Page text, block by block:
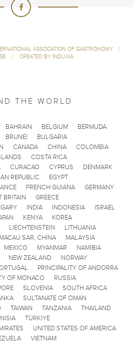
ASSOCIATION OF GASTRONOMY
|
| CREATED BY INDUXIA
THE WORLD
BAHRAIN BELGIUM
BERMUDA
BRUNEI
BULGARIA
CANADA CHINA
COLOMBIA
COSTA RICA
CURACAO CYPRUS
DENMARK
REPUBLIC
EGYPT
FRENCH GUIANA
GERMANY
BRITAIN
GREECE
INDIA INDONESIA
ISRAEL
KENYA
KOREA
LIECHTENSTEIN
LITHUANIA
MACAU SAR, CHINA
MALAYSIA
MEXICO MYANMAR
NAMIBIA
NEW ZEALAND
NORWAY
PRINCIPALITY OF ANDORRA
OF MONACO
RUSSIA
SLOVENIA
SOUTH AFRICA
SULTANATE OF OMAN
TAIWAN TANZANIA
THAILAND
TÜRKIYE
UNITED STATES OF AMERICA
VIETNAM